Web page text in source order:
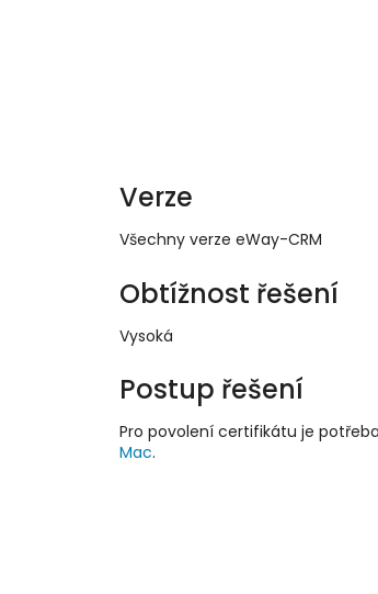
Verze
Všechny verze eWay-CRM
Obtížnost řešení
Vysoká
Postup řešení
Pro povolení certifikátu je
Mac.